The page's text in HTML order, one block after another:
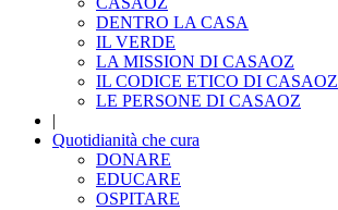
DENTRO LA CASA
IL VERDE
LA MISSION DI CASAOZ
IL CODICE ETICO DI CASAOZ
LE PERSONE DI CASAOZ
|
Quotidianità che cura
DONARE
EDUCARE
OSPITARE